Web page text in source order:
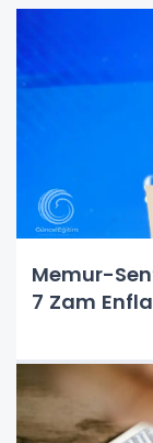
Memur-
7 Zam